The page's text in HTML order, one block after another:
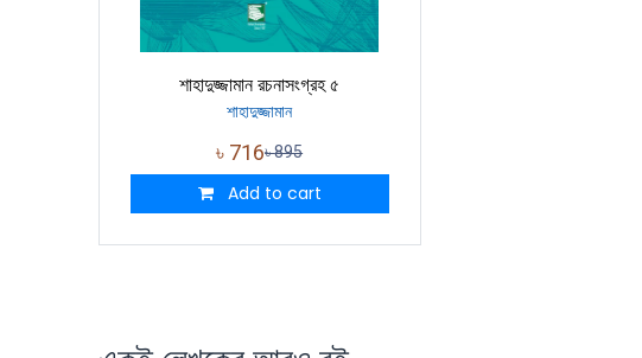
শাহাদুজ্জামান রচনাসংগ্রহ ৫
শাহাদুজ্জামান
৳ 716৳895
Add to cart